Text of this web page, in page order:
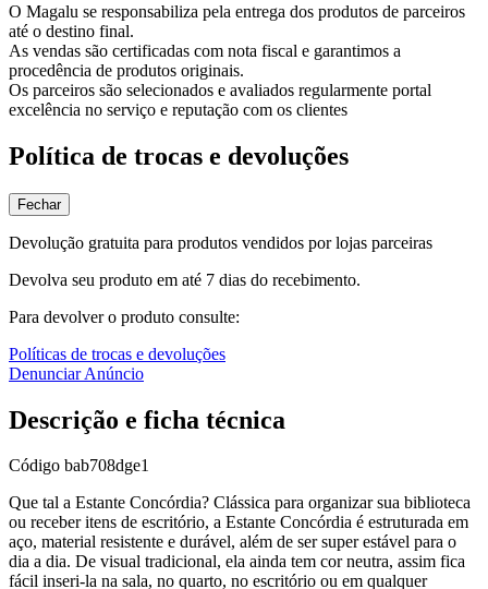
O Magalu se responsabiliza pela entrega dos produtos de parceiros
até o destino final.
As vendas são certificadas com nota fiscal e garantimos a
procedência de produtos originais.
Os parceiros são selecionados e avaliados regularmente portal
excelência no serviço e reputação com os clientes
Política de trocas e devoluções
Fechar
Devolução gratuita para produtos vendidos por lojas parceiras
Devolva seu produto em até 7 dias do recebimento.
Para devolver o produto consulte:
Políticas de trocas e devoluções
Denunciar Anúncio
Descrição e ficha técnica
Código bab708dge1
Que tal a Estante Concórdia? Clássica para organizar sua biblioteca
ou receber itens de escritório, a Estante Concórdia é estruturada em
aço, material resistente e durável, além de ser super estável para o
dia a dia. De visual tradicional, ela ainda tem cor neutra, assim fica
fácil inseri-la na sala, no quarto, no escritório ou em qualquer